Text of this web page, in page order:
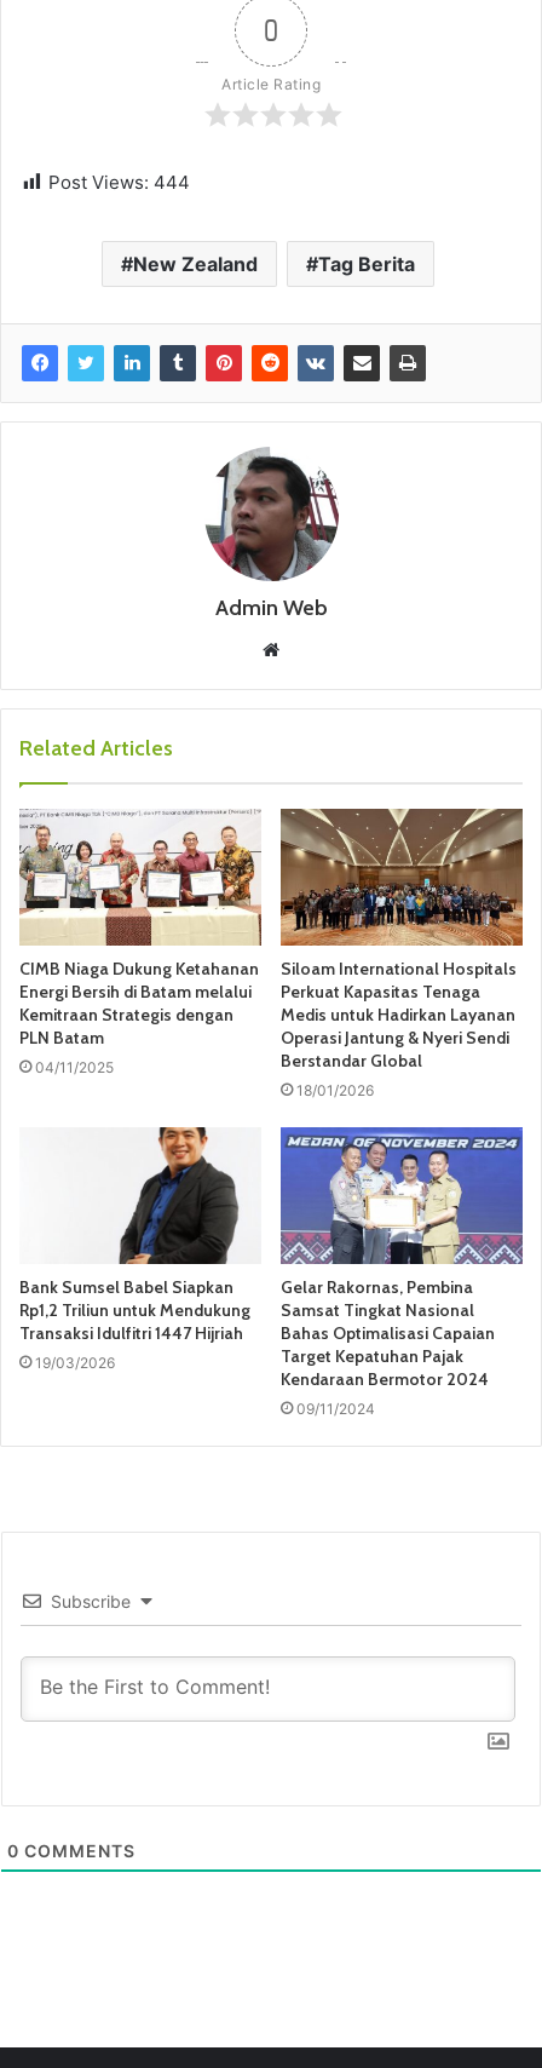
0
Article Rating
Post Views: 444
New Zealand Tag Berita
Admin Web
b
e
Related Articles
CIMB Niaga Dukung Ketahanan
Energi Bersih di Batam melalui
Kemitraan Strategis dengan
PLN Batam
04/11/2025
Siloam International Hospitals
Perkuat Kapasitas Tenaga
Medis untuk Hadirkan Layanan
Operasi Jantung & Nyeri Sendi
Berstandar Global
18/01/2026
Bank Sumsel Babel Siapkan
Rp1,2 Triliun untuk Mendukung
Transaksi Idulfitri 1447 Hijriah
19/03/2026
Gelar Rakornas, Pembina
Samsat Tingkat Nasional
Bahas Optimalisasi Capaian
Target Kepatuhan Pajak
Kendaraan Bermotor 2024
09/11/2024
Subscribe
0 COMMENTS